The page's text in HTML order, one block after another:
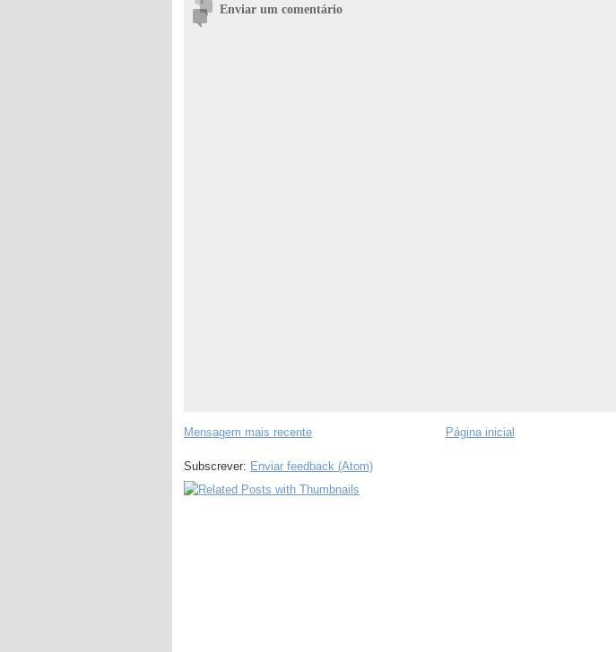
Enviar um comentário
Mensagem mais recente Página inicial
Subscrever: Enviar feedback (Atom)